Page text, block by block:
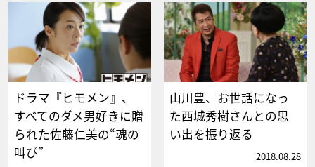
ドラマ『ヒモメン』、
すべてのダメ男好きに贈
られた佐藤仁美の“魂の
叫び”
山川豊、お世話になっ
た西城秀樹さんとの思
い出を振り返る
2018.08.28